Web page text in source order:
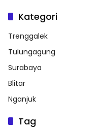
Kategori
Trenggalek
Tulungagung
Surabaya
Blitar
Nganjuk
Tag